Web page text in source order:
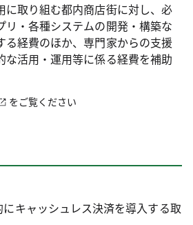
取り組む都内商店街に対し、必
リ・各種システムの開発・構築な
る経費のほか、専門家からの支援
な活用・運用等に係る経費を補助
をご覧ください
キャッシュレス決済を導入する取